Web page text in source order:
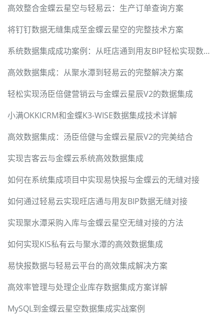
高效整合金蝶云星空与轻易云：生产订单查询方案
将钉钉数据无缝集成至金蝶云星空的完整技术方案
系统数据集成成功案例：从旺店通到用友BIP轻松实现数据对接
高效数据集成：从聚水潭到轻易云的完整解决方案
轻松实现汤臣倍健营销云与金蝶云星辰V2的数据集成
小满OKKICRM和金蝶K3-WISE数据集成技术详解
高效数据集成：汤臣倍健与金蝶云星辰V2的完美结合
实现吉客云与金蝶云系统高效数据集成
如何在系统集成项目中实现易快报与金蝶云的无缝对接
如何通过轻易云实现旺店通与用友BIP数据无缝对接
实现聚水潭采购入库与金蝶云星空无缝对接的方法
如何实现KIS私有云与聚水潭的高效数据集成
易快报数据与轻易云平台的高效集成解决方案
高效率管理与处理企业库存数据集成方案详解
MySQL到金蝶云星空数据集成实战案例